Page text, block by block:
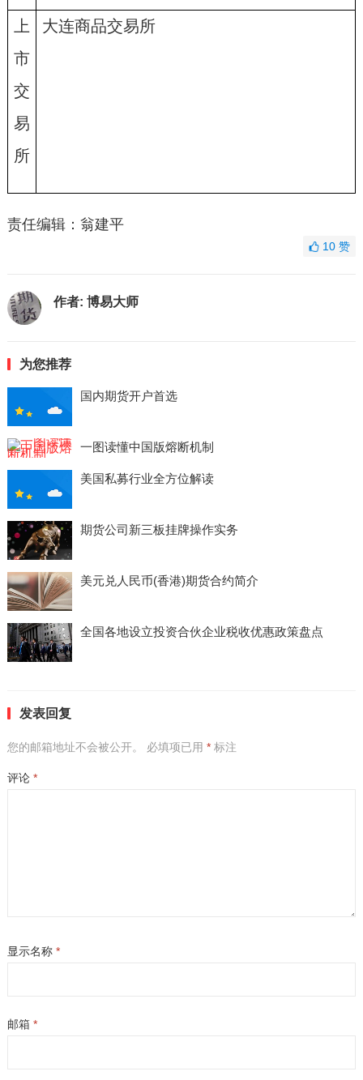
上
市
交
易
所
大连商品交易所
责任编辑：翁建平
10赞
作者: 博易大师
为您推荐
国内期货开户首选
一图读懂中国版熔断机制
美国私募行业全方位解读
期货公司新三板挂牌操作实务
美元兑人民币(香港)期货合约简介
全国各地设立投资合伙企业税收优惠政策盘点
发表回复
您的邮箱地址不会被公开。 必填项已用 *标注
评论 *
显示名称 *
邮箱 *